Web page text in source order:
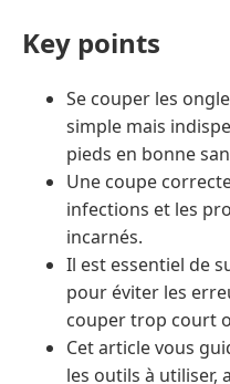
Key points
Se couper les
simple mais
pieds en bonne
Une coupe
infections et les
incarnés.
Il est essentiel de
pour éviter les
couper trop court
Cet article vous
les outils à utiliser,